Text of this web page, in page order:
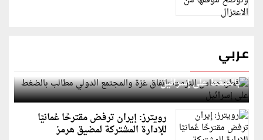
عربي
قطر: حماس التزمت باتفاق غزة والمجتمع الدولي مطالب
بالضغط على إسرائيل
رويترز: إيران ترفض مقترحًا عُمانيًا
للإدارة المشتركة لمضيق هرمز